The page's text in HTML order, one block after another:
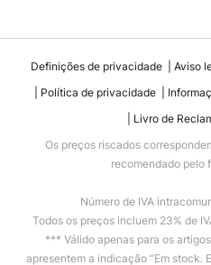
Definições de privacidade Aviso
Política de privacidade
Livro de
Os preços riscados
recomendado pelo
Número de IVA
Todos os preços incluem 23% de
*** Válido apenas para os
apresentem a indicação “Em stock.